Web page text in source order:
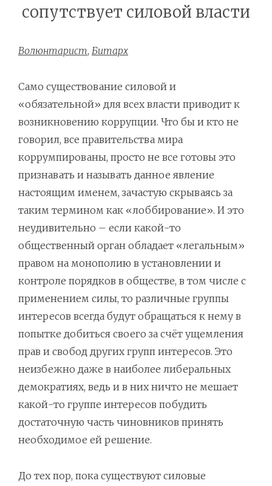
сопутствует силовой власти
Волюнтарист, Битарх
Само существование силовой и
«обязательной» для всех власти приводит к
возникновению коррупции. Что бы и кто не
говорил, все правительства мира
коррумпированы, просто не все готовы это
признавать и называть данное явление
настоящим именем, зачастую скрываясь за
таким термином как «лоббирование». И это
неудивительно – если какой-то
общественный орган обладает «легальным»
правом на монополию в установлении и
контроле порядков в обществе, в том числе с
применением силы, то различные группы
интересов всегда будут обращаться к нему в
попытке добиться своего за счёт ущемления
прав и свобод других групп интересов. Это
неизбежно даже в наиболее либеральных
демократиях, ведь и в них ничто не мешает
какой-то группе интересов побудить
достаточную часть чиновников принять
необходимое ей решение.
До тех пор, пока существуют силовые